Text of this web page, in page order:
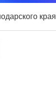
края